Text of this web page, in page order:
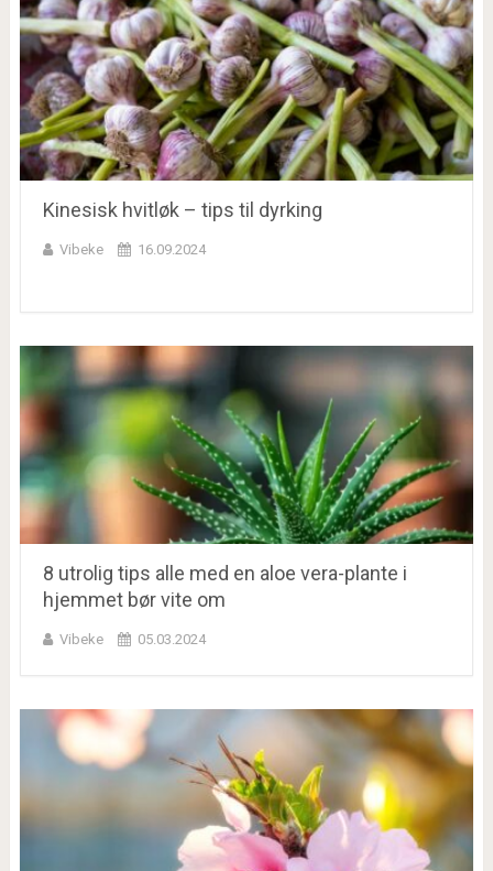
Kinesisk hvitløk – tips til dyrking
Vibeke 16.09.2024
8 utrolig tips alle med en aloe vera-plante i
hjemmet bør vite om
Vibeke 05.03.2024